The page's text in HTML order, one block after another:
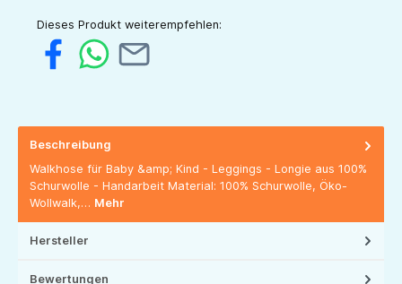
Dieses Produkt weiterempfehlen:
Beschreibung
Walkhose für Baby &amp; Kind - Leggings - Longie aus 100%
Schurwolle - Handarbeit Material: 100% Schurwolle, Öko-
Wollwalk,… Mehr
Hersteller
Bewertungen